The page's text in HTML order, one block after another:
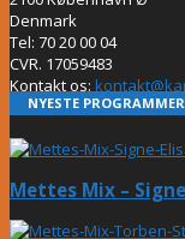
Denmark
Tel: 70 20 00 04
CVR. 17059483
Kontakt os:
NYESTE PROGRAMMER
Mettes Mix –